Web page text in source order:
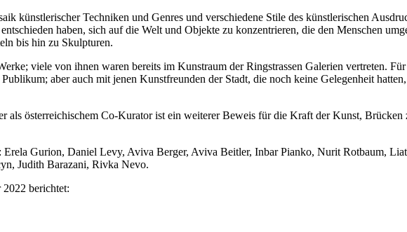
künstlerischer Techniken und Genres und verschiedene Stile des künstlerischen
haben, sich auf die Welt und Objekte zu konzentrieren, die den Menschen
bis hin zu Skulpturen.
viele von ihnen waren bereits im Kunstraum der Ringstrassen Galerien vertreten.
aber auch mit jenen Kunstfreunden der Stadt, die noch keine Gelegenheit
österreichischem Co-Kurator ist ein weiterer Beweis für die Kraft der Kunst,
Erela Gurion, Daniel Levy, Aviva Berger, Aviva Beitler, Inbar Pianko, Nurit Rotbaum,
Judith Barazani, Rivka Nevo.
berichtet: